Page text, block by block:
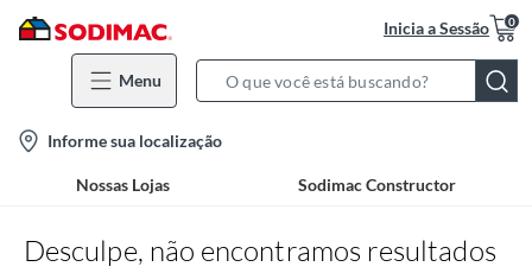
Inicia a Sessão 0
Menu
Search
Bar
location-
icon
Informe sua localização
Nossas Lojas Sodimac Constructor
Desculpe, não encontramos resultados